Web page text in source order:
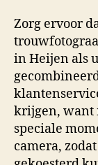
Zorg ervoor
in Heijen als
krijgen, want
speciale
camera,